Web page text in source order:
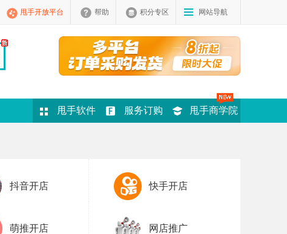
甩手开放平台 帮助 积分专区 网站导航
甩手软件 服务订购 甩手商学院
抖音开店 快手开店
萌推开店 网店推广